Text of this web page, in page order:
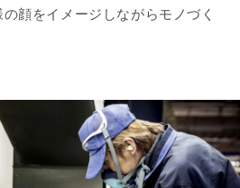
顔をイメージしながらモノづく